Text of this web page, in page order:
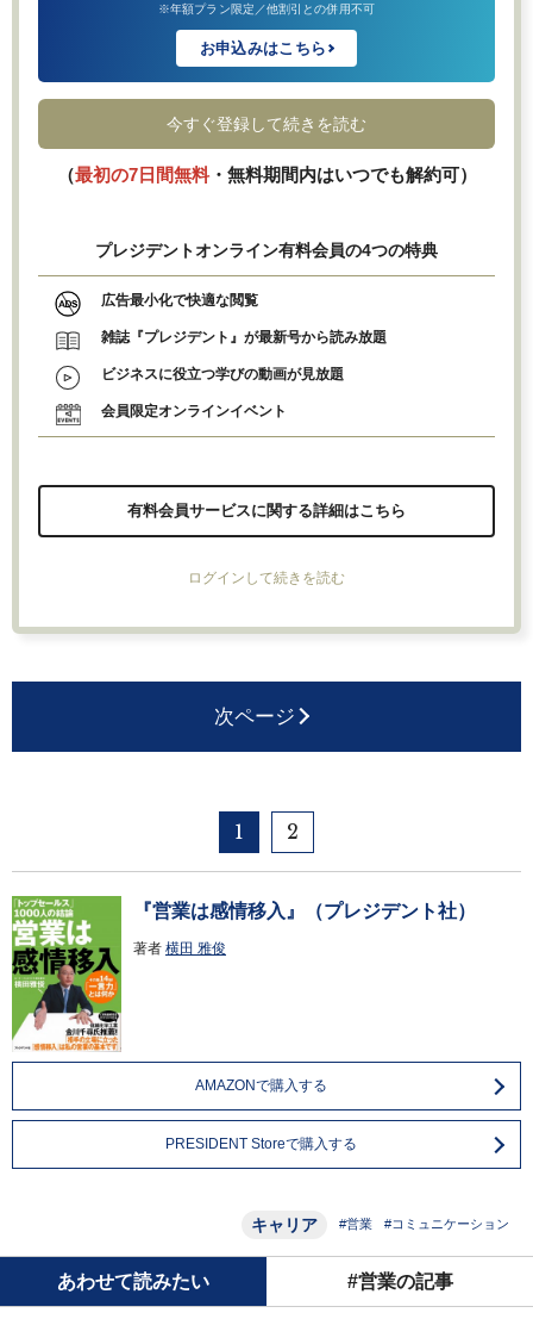
※年額プラン限定／他割引との併用不可
お申込みはこちら
今すぐ登録して続きを読む
（最初の7日間無料・無料期間内はいつでも解約可）
プレジデントオンライン有料会員の4つの特典
広告最小化で快適な閲覧
雑誌『プレジデント』が最新号から読み放題
ビジネスに役立つ学びの動画が見放題
会員限定オンラインイベント
有料会員サービスに関する詳細はこちら
ログインして続きを読む
次ページ
1 2
『営業は感情移入』（プレジデント社）
著者 横田 雅俊
AMAZONで購入する
PRESIDENT Storeで購入する
キャリア #営業 #コミュニケーション
あわせて読みたい #営業の記事